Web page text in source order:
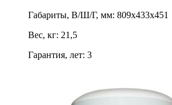
Габариты, В/Ш/Г, мм: 809х433х451
Вес, кг: 21,5
Гарантия, лет: 3